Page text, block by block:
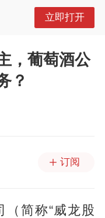
立即打开
，葡萄酒公
？
订阅
（简称“威龙股